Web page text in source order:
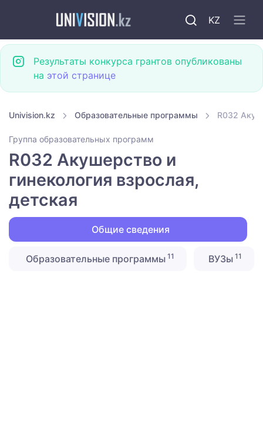
KZ
Результаты конкурса грантов опубликованы
на этой странице
Univision.kz Образовательные программы R032
Группа образовательных программ
R032 Акушерство и
гинекология взрослая,
детская
Общие сведения
Образовательные программы 11 ВУЗы 11